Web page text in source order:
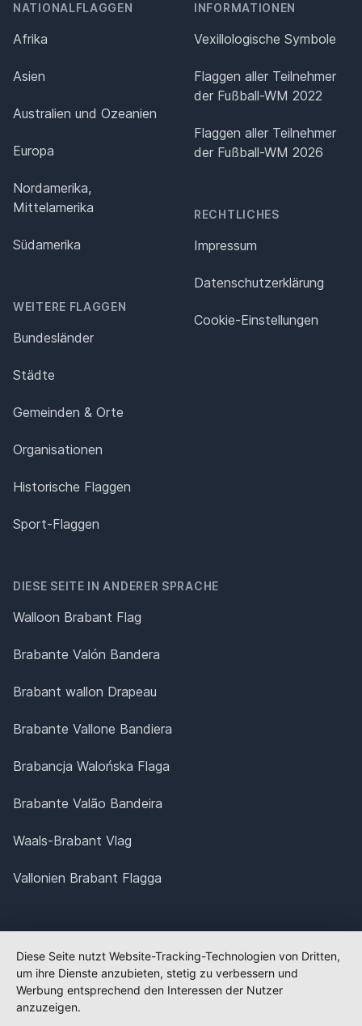
NATIONALFLAGGEN
Afrika
Asien
Australien und Ozeanien
Europa
Nordamerika,
Mittelamerika
Südamerika
WEITERE FLAGGEN
Bundesländer
Städte
Gemeinden & Orte
Organisationen
Historische Flaggen
Sport-Flaggen
INFORMATIONEN
Vexillologische Symbole
Flaggen aller Teilnehmer
der Fußball-WM 2022
Flaggen aller Teilnehmer
der Fußball-WM 2026
RECHTLICHES
Impressum
Datenschutz­erklärung
Cookie-Einstellungen
DIESE SEITE IN ANDERER SPRACHE
Walloon Brabant Flag
Brabante Valón Bandera
Brabant wallon Drapeau
Brabante Vallone Bandiera
Brabancja Walońska Flaga
Brabante Valão Bandeira
Waals-Brabant Vlag
Vallonien Brabant Flagga
Diese Seite nutzt Website-Tracking-Technologien von Dritten,
um ihre Dienste anzubieten, stetig zu verbessern und
Werbung entsprechend den Interessen der Nutzer
anzuzeigen.